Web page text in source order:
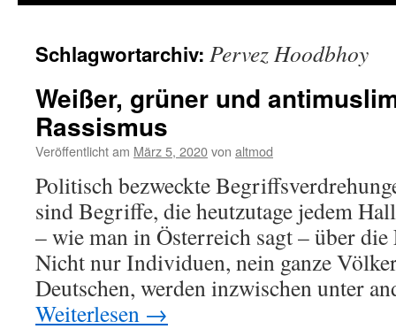
Schlagwortarchiv: Pervez Hoodbhoy
Weißer, grüner und
Rassismus
Veröffentlicht am März 5, 2020von altmod
Politisch bezweckte
sind Begriffe, die heutzutage jedem
– wie man in Österreich sagt – über
Nicht nur Individuen, nein ganze
Deutschen, werden inzwischen unter
Weiterlesen →